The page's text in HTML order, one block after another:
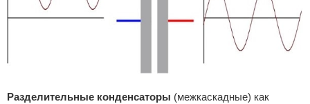
Разделительные конденсаторы (межкаскадные) как